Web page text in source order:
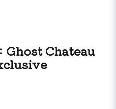
Ghost Chateau